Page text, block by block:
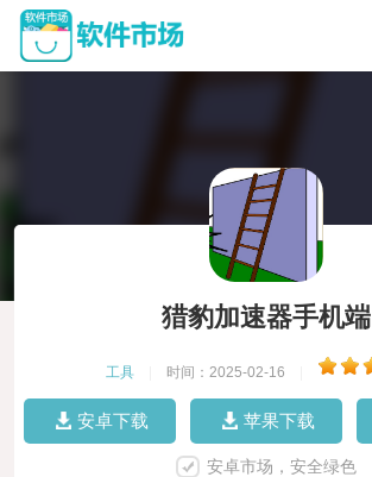
猎豹加速器手机端
工具 时间：2025-02-16
安卓下载 苹果下载
安卓市场，安全绿色